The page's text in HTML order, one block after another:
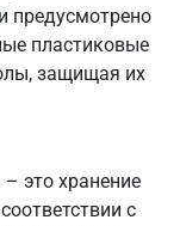
предусмотрено
пластиковые
защищая их
это хранение
с